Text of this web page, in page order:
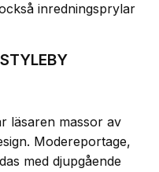
inredningsprylar
läsaren massor av
Modereportage,
med djupgående